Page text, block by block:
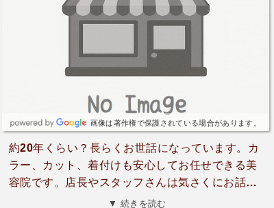
画像は著作権で保護されている場合があります。
約20年くらい？長らくお世話になっています。カ
ラー、カット、着付けも安心してお任せできる美
容院です。店長やスタッフさんは気さくにお話し
てくださいますし、他のお客さんとのやりとりを
▼ 続きを読む